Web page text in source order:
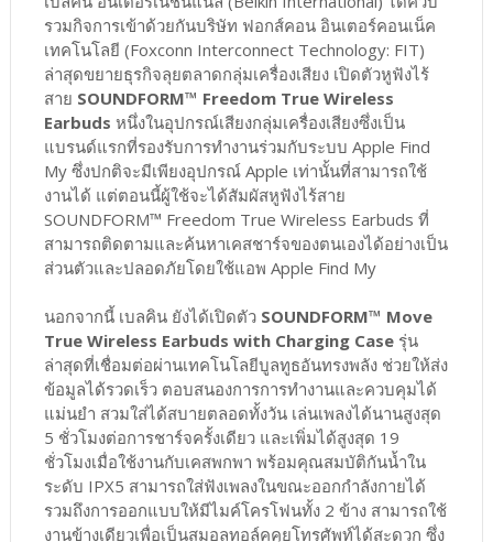
รวมกิจการเข้าด้วยกันบริษัท ฟอกส์คอน อินเตอร์คอนเน็ค
เทคโนโลยี (Foxconn Interconnect Technology: FIT)
ล่าสุดขยายธุรกิจลุยตลาดกลุ่มเครื่องเสียง เปิดตัวหูฟังไร้
สาย SOUNDFORM™ Freedom True Wireless
Earbuds หนึ่งในอุปกรณ์เสียงกลุ่มเครื่องเสียงซึ่งเป็น
แบรนด์แรกที่รองรับการทำงานร่วมกับระบบ Apple Find
My ซึ่งปกติจะมีเพียงอุปกรณ์ Apple เท่านั้นที่สามารถใช้
งานได้ แต่ตอนนี้ผู้ใช้จะได้สัมผัสหูฟังไร้สาย
SOUNDFORM™ Freedom True Wireless Earbuds ที่
สามารถติดตามและค้นหาเคสชาร์จของตนเองได้อย่างเป็น
ส่วนตัวและปลอดภัยโดยใช้แอพ Apple Find My
นอกจากนี้ เบลคิน ยังได้เปิดตัว SOUNDFORM™ Move
True Wireless Earbuds with Charging Caseรุ่น
ล่าสุดที่เชื่อมต่อผ่านเทคโนโลยีบูลทูธอันทรงพลัง ช่วยให้ส่ง
ข้อมูลได้รวดเร็ว ตอบสนองการการทำงานและควบคุมได้
แม่นยำ สวมใส่ได้สบายตลอดทั้งวัน เล่นเพลงได้นานสูงสุด
5 ชั่วโมงต่อการชาร์จครั้งเดียว และเพิ่มได้สูงสุด 19
ชั่วโมงเมื่อใช้งานกับเคสพกพา พร้อมคุณสมบัติกันน้ำใน
ระดับ IPX5 สามารถใส่ฟังเพลงในขณะออกกำลังกายได้
รวมถึงการออกแบบให้มีไมค์โครโฟนทั้ง 2 ข้าง สามารถใช้
งานข้างเดียวเพื่อเป็นสมอลทอล์คคุยโทรศัพท์ได้สะดวก ซึ่ง